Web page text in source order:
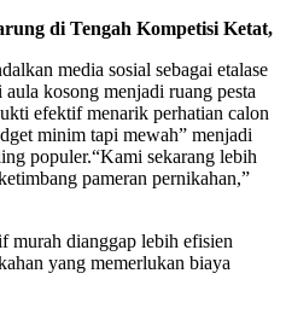
di Tengah Kompetisi Ketat,
media sosial sebagai etalase
kosong menjadi ruang pesta
efektif menarik perhatian calon
minim tapi mewah” menjadi
populer.“Kami sekarang lebih
pameran pernikahan,”
murah dianggap lebih efisien
yang memerlukan biaya